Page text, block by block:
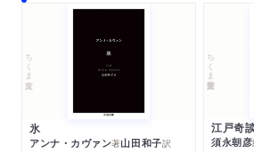
ちくま文庫
氷
アンナ・カヴァン著山田和子訳
ちくま学芸文庫
江戸奇
須永朝彦